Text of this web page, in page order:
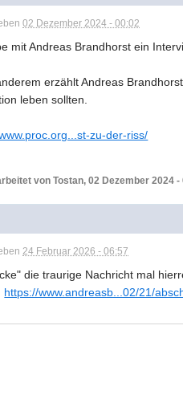
02 Dezember 2024 - 00:02
mit Andreas Brandhorst ein
erzählt Andreas
leben sollten.
zu-der-riss/
von Tostan, 02 Dezember 2024 -
24 Februar 2026 - 06:57
die traurige Nachricht mal
https://www.andreasb...02/21/